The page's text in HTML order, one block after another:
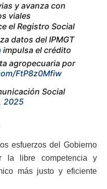
y avanza con
viales
el Registro Social
datos del IPMGT
impulsa el crédito
agropecuaria por
FtP8z0Mfiw
Social
2025
esfuerzos del Gobierno
la libre competencia y
más justo y eficiente